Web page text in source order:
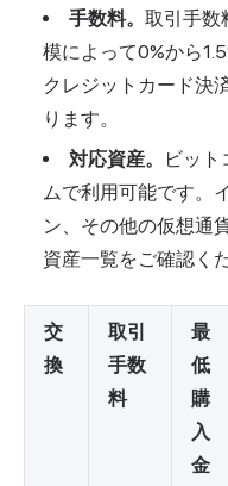
手数料。 取引手数
模によって0%から
クレジットカード決
ります。
対応資産。
ビッ
ムで利用可能です。
ン、その他の仮想通
資産一覧をご確認く
交
換
取引
手数
料
最
低
購
入
金